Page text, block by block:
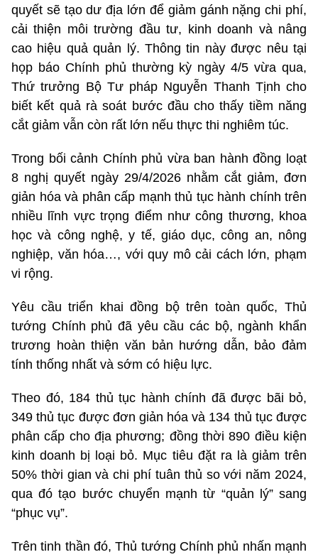
quyết sẽ tạo dư địa lớn để giảm gánh nặng chi phí,
cải thiện môi trường đầu tư, kinh doanh và nâng
cao hiệu quả quản lý. Thông tin này được nêu tại
họp báo Chính phủ thường kỳ ngày 4/5 vừa qua,
Thứ trưởng Bộ Tư pháp Nguyễn Thanh Tịnh cho
biết kết quả rà soát bước đầu cho thấy tiềm năng
cắt giảm vẫn còn rất lớn nếu thực thi nghiêm túc.
Trong bối cảnh Chính phủ vừa ban hành đồng loạt
8 nghị quyết ngày 29/4/2026 nhằm cắt giảm, đơn
giản hóa và phân cấp mạnh thủ tục hành chính trên
nhiều lĩnh vực trọng điểm như công thương, khoa
học và công nghệ, y tế, giáo dục, công an, nông
nghiệp, văn hóa…, với quy mô cải cách lớn, phạm
vi rộng.
Yêu cầu triển khai đồng bộ trên toàn quốc, Thủ
tướng Chính phủ đã yêu cầu các bộ, ngành khẩn
trương hoàn thiện văn bản hướng dẫn, bảo đảm
tính thống nhất và sớm có hiệu lực.
Theo đó, 184 thủ tục hành chính đã được bãi bỏ,
349 thủ tục được đơn giản hóa và 134 thủ tục được
phân cấp cho địa phương; đồng thời 890 điều kiện
kinh doanh bị loại bỏ. Mục tiêu đặt ra là giảm trên
50% thời gian và chi phí tuân thủ so với năm 2024,
qua đó tạo bước chuyển mạnh từ “quản lý” sang
“phục vụ”.
Trên tinh thần đó, Thủ tướng Chính phủ nhấn mạnh